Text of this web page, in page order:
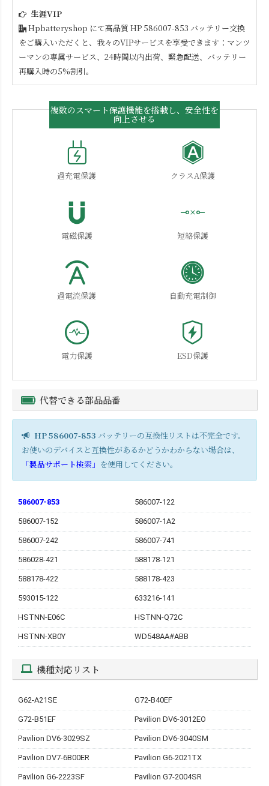
生涯VIP
Hpbatteryshop にて高品質 HP 586007-853 バッテリー交換
をご購入いただくと、我々のVIPサービスを享受できます：マンツ
ーマンの専属サービス、24時間以内出荷、緊急配送、バッテリー
再購入時の5%割引。
複数のスマート保護機能を搭載し、安全性を
向上させる
過充電保護 クラスA保護
電磁保護 短絡保護
過電流保護 自動充電制御
電力保護 ESD保護
代替できる部品品番
HP 586007-853 バッテリーの互換性リストは不完全です。
お使いのデバイスと互換性があるかどうかわからない場合は、
「製品サポート検索」 を使用してください。
586007-853 586007-122
586007-152 586007-1A2
586007-242 586007-741
586028-421 588178-121
588178-422 588178-423
593015-122 633216-141
HSTNN-E06C HSTNN-Q72C
HSTNN-XB0Y WD548AA#ABB
機種対応リスト
G62-A21SE G72-B40EF
G72-B51EF Pavilion DV6-3012EO
Pavilion DV6-3029SZ Pavilion DV6-3040SM
Pavilion DV7-6B00ER Pavilion G6-2021TX
Pavilion G6-2223SF Pavilion G7-2004SR